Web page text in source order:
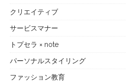
クリエイティブ
サービスマナー
トプセラ × note
パーソナルスタイリング
ファッション教育